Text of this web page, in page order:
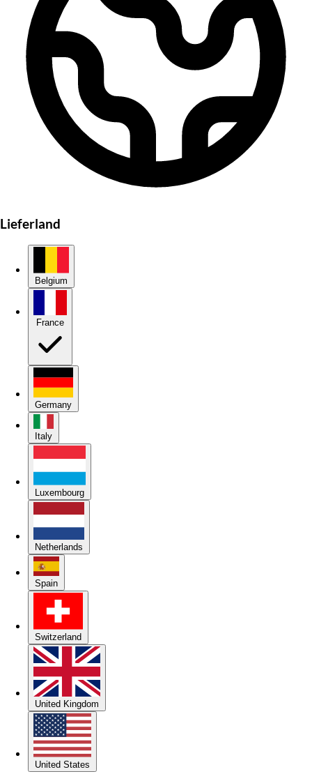
Lieferland
Belgium
Germany
Italy
Luxembourg
Netherlands
Spain
Switzerland
United Kingdom
United States